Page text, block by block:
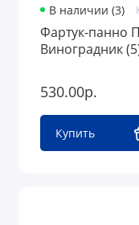
В наличии (3)
Фартук-панно
Виноградник
530.00р.
Купить